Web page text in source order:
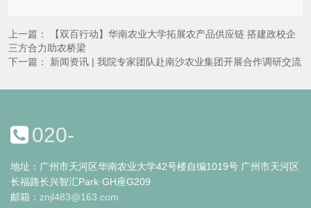
上一篇：
【双百行动】华南农业大学拓展农产品供应链 搭建政校企
三方合力助农桥梁
下一篇： 新闻资讯 | 我院专家团队赴南沙农业集团开展合作调研交流
020-
地址：广州市天河区华南农业大学42号楼自编1019号 广州市天河区
长福路长兴智汇Park·GH座G209
邮箱： znjl483@163.com